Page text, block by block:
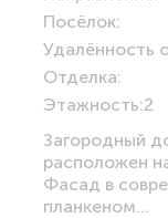
Посёлок:
Удалённость
Отделка:
Этажность:2
Загородный
расположен
Фасад в
планкеном...